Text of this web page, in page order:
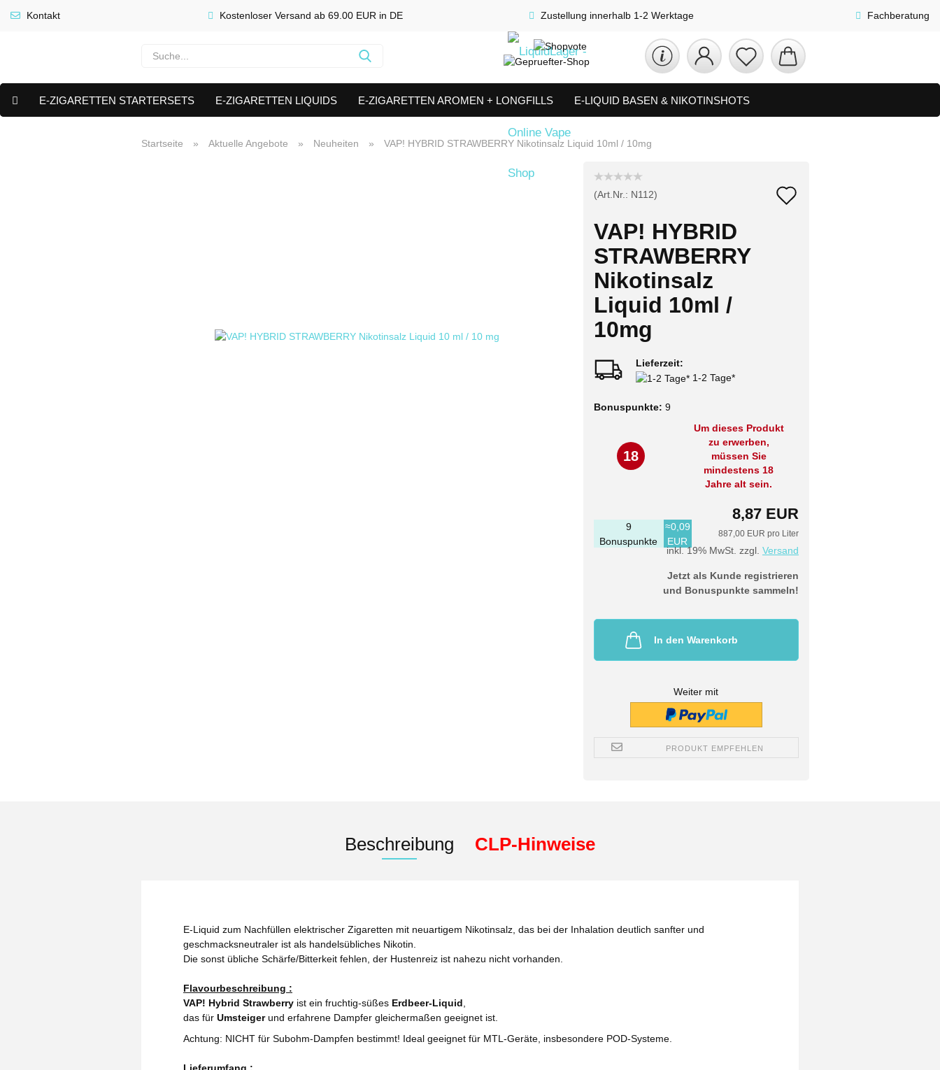
Kontakt Kostenloser Versand ab 69.00 EUR in DE Zustellung innerhalb 1-2 Werktage Fachberatung
E-ZIGARETTEN STARTERSETS E-ZIGARETTEN LIQUIDS E-ZIGARETTEN AROMEN + LONGFILLS E-LIQUID BASEN & NIKOTINSHOTS
VERDAMPFER & COILS AKKUTRÄGER & SETS
Startseite » Aktuelle Angebote » Neuheiten » VAP! HYBRID STRAWBERRY Nikotinsalz Liquid 10ml / 10mg
(Art.Nr.: N112)
VAP! HYBRID
STRAWBERRY
Nikotinsalz
Liquid 10ml /
10mg
Lieferzeit:
1-2 Tage*
Bonuspunkte: 9
18
Um dieses Produkt
zu erwerben,
müssen Sie
mindestens 18
Jahre alt sein.
8,87 EUR
887,00 EUR pro Liter
inkl. 19% MwSt. zzgl. Versand
9
Bonuspunkte
≈0,09
EUR
Jetzt als Kunde registrieren
und Bonuspunkte sammeln!
In den Warenkorb
Weiter mit
PRODUKT EMPFEHLEN
Beschreibung CLP-Hinweise
E-Liquid zum Nachfüllen elektrischer Zigaretten mit neuartigem Nikotinsalz, das bei der Inhalation deutlich sanfter und
geschmacksneutraler ist als handelsübliches Nikotin.
Die sonst übliche Schärfe/Bitterkeit fehlen, der Hustenreiz ist nahezu nicht vorhanden.
Flavourbeschreibung :
VAP! Hybrid Strawberry ist ein fruchtig-süßes Erdbeer-Liquid
das für Umsteigerund erfahrene Dampfer gleichermaßen geeignet ist.
Achtung: NICHT für Subohm-Dampfen bestimmt! Ideal geeignet für MTL-Geräte, insbesondere POD-Systeme.